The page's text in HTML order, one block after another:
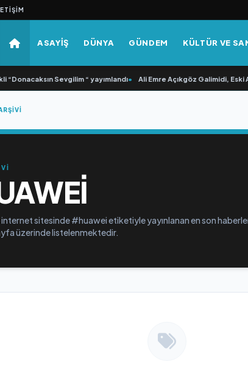
ASAYİŞ DÜNYA GÜNDEM KÜLTÜR VE
Sevgilim “ yayımlandı• Ali Emre Açıkgöz Galimidi, Eski
sitesinde #huawei etiketiyle yayınlanan en son
üzerinde listelenmektedir.